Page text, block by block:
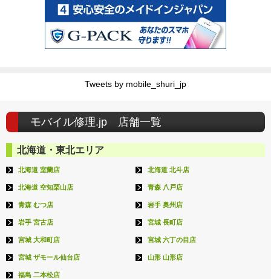
Tweets by mobile_shuri_jp
モバイル修理.jp 店舗一覧
北海道・東北エリア
北海道 室蘭店 北海道 北斗店
北海道 空知栗山店 青森 八戸店
青森 むつ店 岩手 奥州店
岩手 宮古店 宮城 長町店
宮城 大和町店 宮城 六丁の目店
宮城 ザモール仙台店 山形 山形店
福島 二本松店